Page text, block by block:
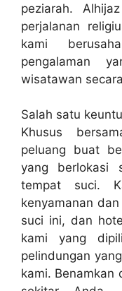
peziarah.
perjalanan
kami
pengalaman
wisatawan
Salah satu
Khusus
peluang buat
yang berlokasi
tempat suci.
kenyamanan
suci ini, dan
kami yang
pelindungan
kami. Benamkan